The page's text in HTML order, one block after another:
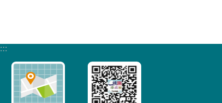
:::